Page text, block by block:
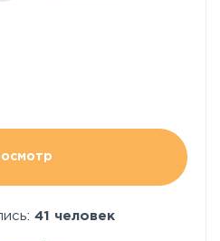
41 человек